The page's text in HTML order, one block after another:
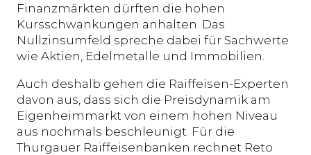
Finanzmärkten dürften die hohen
Kursschwankungen anhalten. Das
Nullzinsumfeld spreche dabei für Sachwerte
wie Aktien, Edelmetalle und Immobilien.
Auch deshalb gehen die Raiffeisen-Experten
davon aus, dass sich die Preisdynamik am
Eigenheimmarkt von einem hohen Niveau
aus nochmals beschleunigt. Für die
Thurgauer Raiffeisenbanken rechnet Reto